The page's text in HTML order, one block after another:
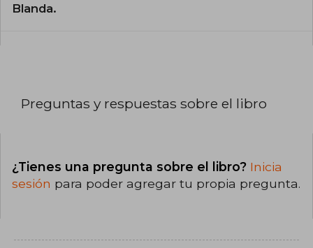
Blanda.
Preguntas y respuestas sobre el libro
¿Tienes una pregunta sobre el libro? Inicia
sesión para poder agregar tu propia pregunta.